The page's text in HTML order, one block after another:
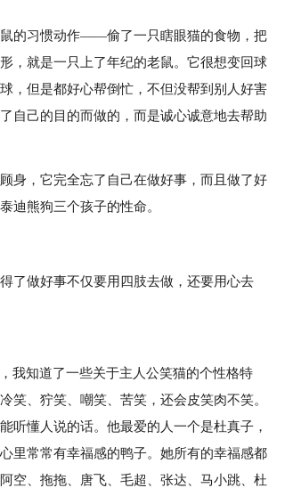
的习惯动作——偷了一只瞎眼猫的食物，把
，就是一只上了年纪的老鼠。它很想变回球
，但是都好心帮倒忙，不但没帮到别人好害
自己的目的而做的，而是诚心诚意地去帮助
身，它完全忘了自己在做好事，而且做了好
迪熊狗三个孩子的性命。
了做好事不仅要用四肢去做，还要用心去
我知道了一些关于主人公笑猫的个性格特
笑、狞笑、嘲笑、苦笑，还会皮笑肉不笑。
听懂人说的话。他最爱的人一个是杜真子，
里常常有幸福感的鸭子。她所有的幸福感都
空、拖拖、唐飞、毛超、张达、马小跳、杜